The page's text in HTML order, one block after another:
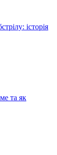
історія
та як